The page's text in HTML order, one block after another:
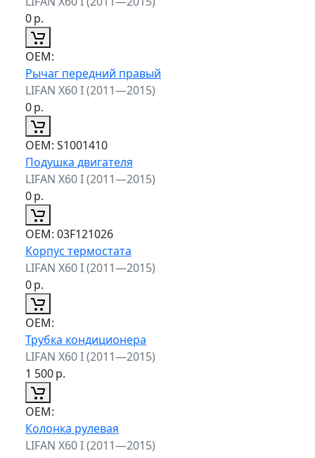
0р.
ОЕМ:
Рычаг передний правый
LIFAN X60 I (2011—2015)
0р.
ОЕМ: S1001410
Подушка двигателя
LIFAN X60 I (2011—2015)
0р.
ОЕМ: 03F121026
Корпус термостата
LIFAN X60 I (2011—2015)
0р.
ОЕМ:
Трубка кондиционера
LIFAN X60 I (2011—2015)
1 500р.
ОЕМ:
Колонка рулевая
LIFAN X60 I (2011—2015)